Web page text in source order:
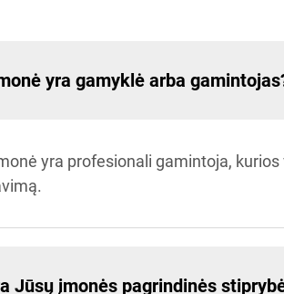
yra gamyklė arba
yra profesionali gamintoja,
Jūsų įmonės pagrindinės